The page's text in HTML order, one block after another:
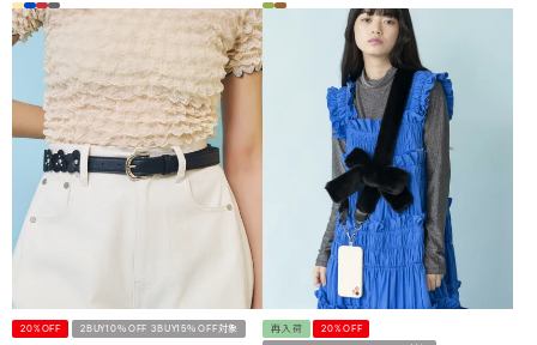
20%OFF 2BUY10％OFF 3BUY15％OFF対象 再入荷 20%OFF